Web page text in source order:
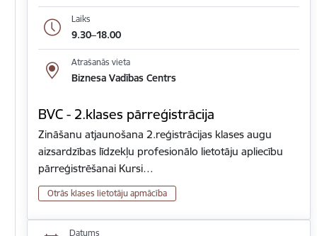
Laiks
9.30–18.00
Atrašanās vieta
Biznesa Vadības Centrs
BVC - 2.klases pārreģistrācija
Zināšanu atjaunošana 2.reģistrācijas klases augu
aizsardzības līdzekļu profesionālo lietotāju apliecību
pārreģistrēšanai Kursi…
Otrās klases lietotāju apmācība
Datums